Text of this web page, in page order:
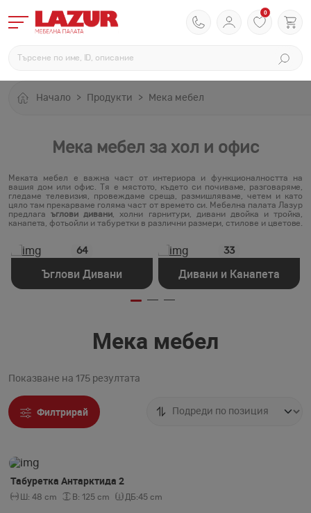
0
Начало Продукти Мека мебел
Мека мебел за хол и офис
Меката мебел е важна част от интериора и функционалността на
вашия дом или офис. Тя е мястото, където си почиваме, разговаряме,
гледаме телевизия, провеждаме среща, размишляваме, четем и като
цяло там прекарваме голяма част от времето си. Мебелна палата Лазур
предлагаъглови дивани , холни гарнитури, дивани двойка и тройка,
канапета, фотьойли и табуретки в различни размери, стилове и цветове.
64
Ъглови Дивани
33
Дивани и Канапета
Мека мебел
Показване на 175 резултата
Филтрирай
Табуретка Антарктида 2
Ш: 48 cm В: 125 cm ДБ:45 cm